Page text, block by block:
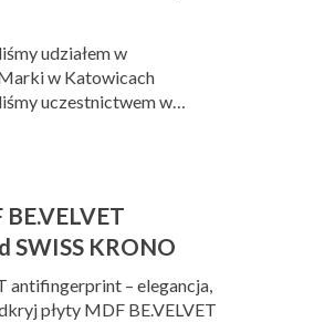
udziałem w
w Katowicach
uczestnictwem w…
SWISS KRONO
antifingerprint – elegancja,
płyty MDF BE.VELVET